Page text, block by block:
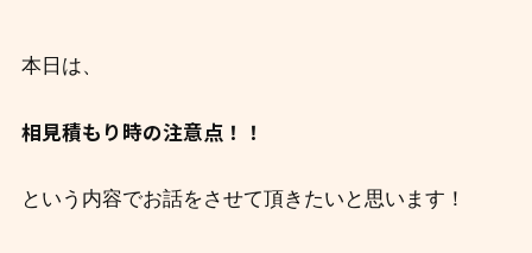
本日は、
相見積もり時の注意点！！
という内容でお話をさせて頂きたいと思います！